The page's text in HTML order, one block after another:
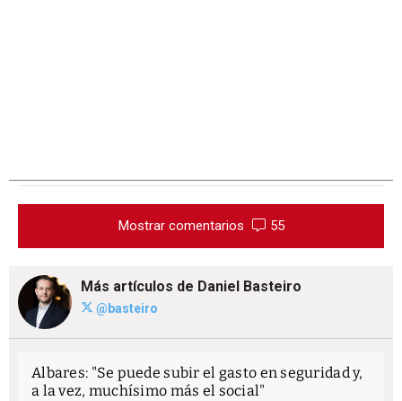
Mostrar comentarios 55
Más artículos de Daniel Basteiro
@basteiro
Albares: "Se puede subir el gasto en seguridad y,
a la vez, muchísimo más el social"